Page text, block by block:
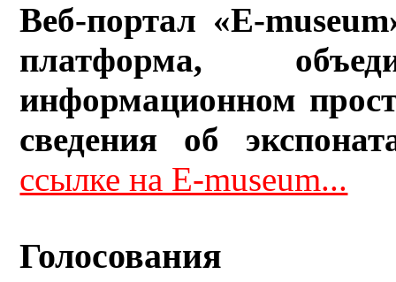
Веб-портал «E-
платформа,
информационном
сведения об
ссылке на E-museum...
Голосования